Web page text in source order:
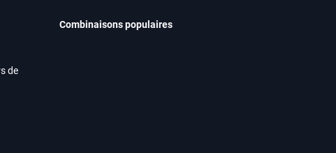
de
Combinaisons populaires